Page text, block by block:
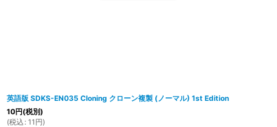
英語版 SDKS-EN035 Cloning クローン複製 (ノーマル) 1st Edition
10円(税別)
(税込 : 11 円)